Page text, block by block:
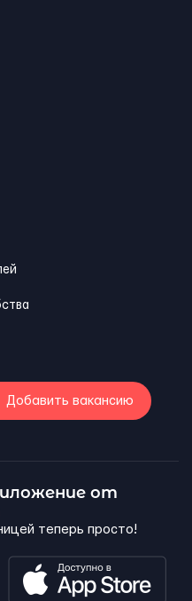
Добавить вакансию
от
теперь просто!